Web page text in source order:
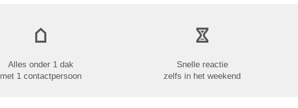
Alles onder 1 dak
met 1 contactpersoon
Snelle reactie
zelfs in het weekend